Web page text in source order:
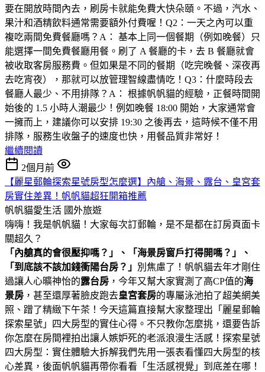
要在開放時間內去，刷房卡就能免費大快朵頤。不過，汽水、
果汁和酒精飲料通常需要額外付費喔！Q2：一天之內可以重
複吃兩間免費餐廳嗎？A： 基本上同一個餐期（例如晚餐）只
能選擇一間免費餐廳用餐。刷了 A 餐廳的卡，去 B 餐廳就會
被收取客房服務費。但如果是不同的餐期（吃完晚餐、深夜再
去吃宵夜），那就可以放管理智線盡情吃！Q3：什麼時段去
餐廳人最少、不用排隊？A： 根據帆帆貓的經驗，正餐時間開
始後的 1.5 小時人潮最少！例如晚餐 18:00 開始，大家通常會
一擁而上，建議你可以安排 19:30 之後再去，這時候不僅不用
排隊，服務生收盤子的速度也快，用餐品質非常好！
繼續閱讀
2個月前
【麗星郵輪探索星號房型怎麼選】內艙、海景、露台、皇宮套
房實住差異！帆帆貓超狂開箱推薦
帆帆貓愛生活 國外旅遊
嗨嗨！我是帆帆貓！大家每次訂郵輪，是不是都在訂房頁面卡
關超久？
「內艙真的會很壓抑嗎？」、「海景房窗戶打得開嗎？」、
「到底該不該加錢衝陽台房？」 別焦慮了！帆帆貓去年才剛住
過讓人心曠神怡的露台房 ，今年又幫大家實測了高CP值的海
景房 ，甚至還厚著臉皮跑去皇宮套房的專屬泳池拍了超美網美
照、蹭了精緻下午茶！今天這篇直接幫大家整理出「麗星郵輪
探索星號」四大房型的實住心得。不只教你怎麼挑，還要告訴
你怎麼在房間裡拍出讓人嫉妒死的老派浪漫生活感！探索星號
四大房型：實住體驗大拆解我們先用一張表看懂四大房型的核
心差異，後面帆帆貓再帶你看看「生活感視覺」到底差在哪！